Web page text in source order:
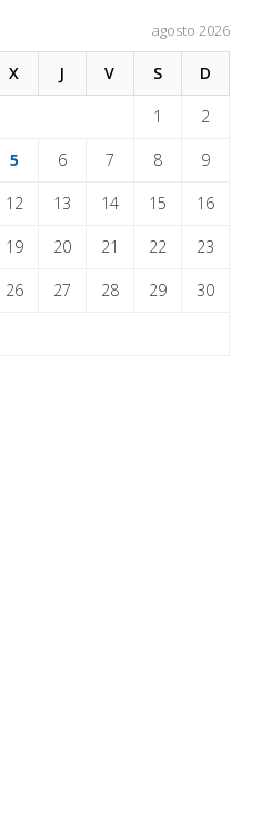
agosto 2026
X J V S D
1 2
5 6 7 8 9
12 13 14 15 16
19 20 21 22 23
26 27 28 29 30